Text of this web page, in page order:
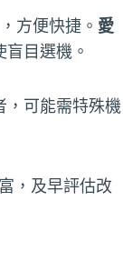
方便快捷。 愛
目選機。
，可能需特殊機
，及早評估改